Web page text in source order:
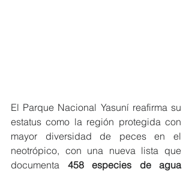
El Parque Nacional Yasuní reafirma su
estatus como la región protegida con
mayor diversidad de peces en el
neotrópico, con una nueva lista que
documenta 458 especies de agua